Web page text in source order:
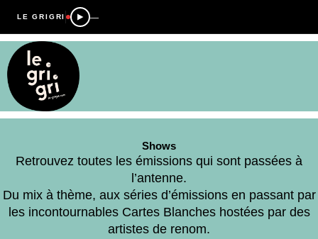
LE GRIGRI —
Shows
Retrouvez toutes les émissions qui sont passées à
l’antenne.
Du mix à thème, aux séries d’émissions en passant par
les incontournables Cartes Blanches hostées par des
artistes de renom.